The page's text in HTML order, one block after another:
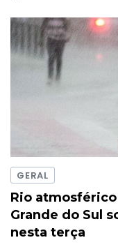
GERAL
Rio
Grande do Sul
nesta terça